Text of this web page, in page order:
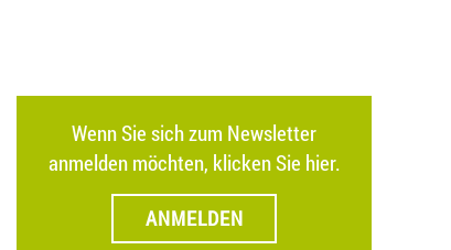
Wenn Sie sich zum Newsletter
anmelden möchten, klicken Sie hier.
ANMELDEN